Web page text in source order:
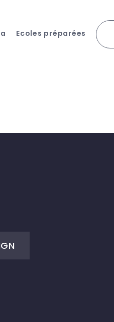
Ecoles préparées